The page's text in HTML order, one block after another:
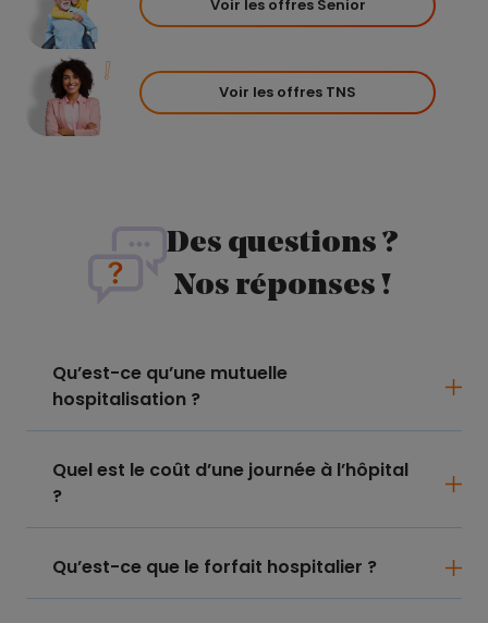
Voir les offres Senior
Voir les offres TNS
Des questions ?
Nos réponses !
Qu’est-ce qu’une mutuelle
hospitalisation ?
Quel est le coût d’une journée à l’hôpital
?
Qu’est-ce que le forfait hospitalier ?